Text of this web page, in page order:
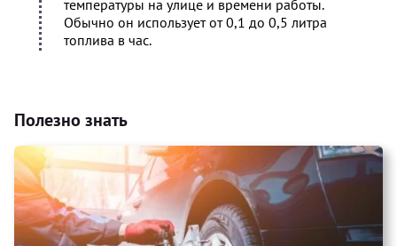
температуры на улице и времени работы.
Обычно он использует от 0,1 до 0,5 литра
топлива в час.
Полезно знать